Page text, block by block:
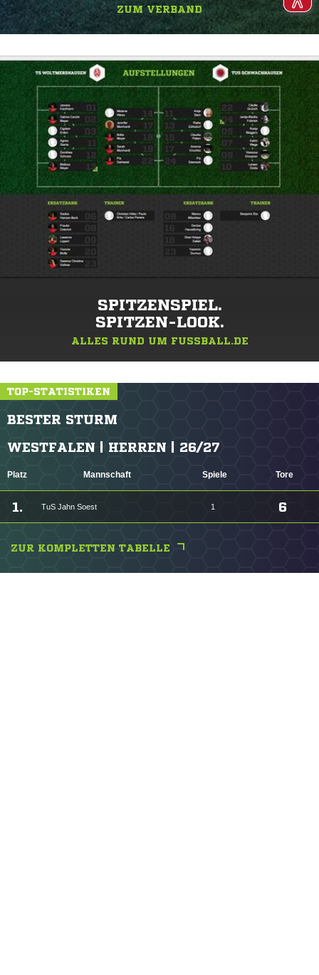
ZUM VERBAND
SPITZENSPIEL.
SPITZEN-LOOK.
ALLES RUND UM FUSSBALL.DE
TOP-STATISTIKEN
BESTER STURM
WESTFALEN | HERREN | 26/27
Platz Mannschaft Spiele Tore
1. TuS Jahn Soest 1 6
ZUR KOMPLETTEN TABELLE